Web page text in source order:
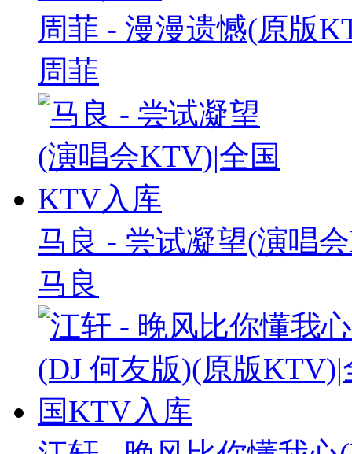
周菲 - 漫漫遗憾(原版
周菲
马良 - 尝试凝望(演唱
马良